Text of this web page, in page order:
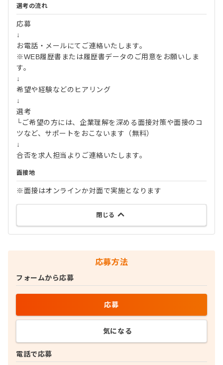
選考の流れ
応募
↓
お電話・メールにてご連絡いたします。
※WEB履歴書または履歴書データのご用意をお願いしま
す。
↓
希望や経験などのヒアリング
↓
選考
└ご希望の方には、企業理解を深める面接対策や面接のコ
ツなど、サポートをおこないます（無料）
↓
合否を求人担当よりご連絡いたします。
面接地
※面接はオンラインか対面で実施となります
閉じる
応募方法
電話で応募
フォームから応募
応募
気になる